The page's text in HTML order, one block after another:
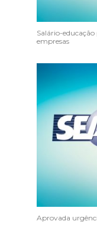
Salário-
empresas
Aprovada